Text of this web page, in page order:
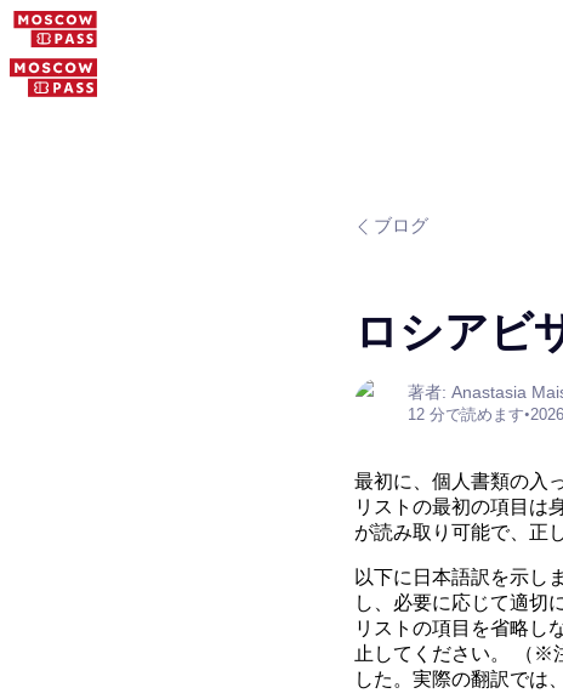
ブログ
ロシアビ
著者: Anastasia
12 分で読めます•
最初に、個人書類の入
リストの最初の項目は
が読み取り可能で、正
以下に日本語訳を示し
し、必要に応じて適切
リストの項目を省略し
止してください。 （※
した。実際の翻訳では